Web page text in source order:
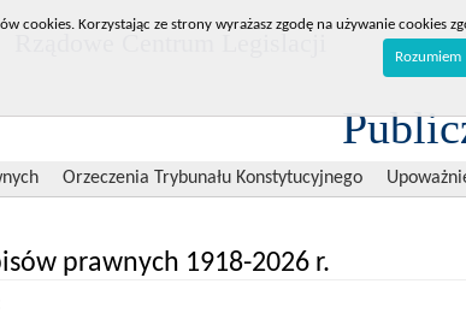
Orzeczenia Trybunału Konstytucyjnego
prawnych 1918-2026 r.
cookies. Korzystając ze strony wyrażasz zgodę na używanie cookies
Rozumiem